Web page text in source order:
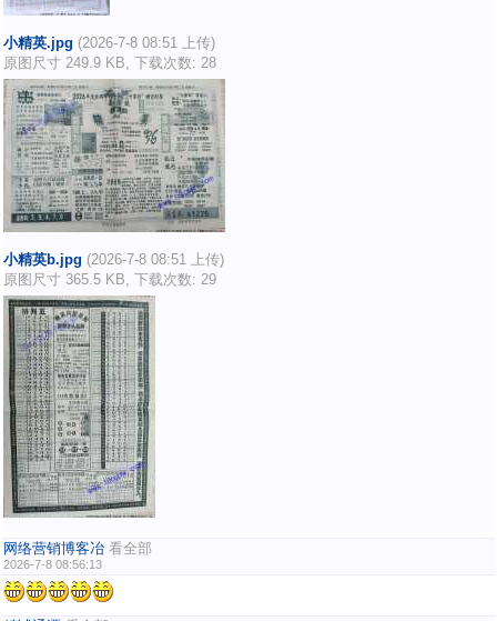
小精英.jpg (2026-7-8 08:51 上传)
原图尺寸 249.9 KB, 下载次数: 28
小精英b.jpg (2026-7-8 08:51 上传)
原图尺寸 365.5 KB, 下载次数: 29
网络营销博客冶 看全部
2026-7-8 08:56:13